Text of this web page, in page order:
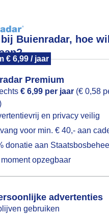
Buienradar, hoe
€ 6,99 / jaar
Premium
€ 6,99 per jaar (€ 0,58
en privacy veilig
voor min. € 40,- aan
donatie aan
moment opzegbaar
advertenties
gebruiken
Lees meer.
video Weerzine
we je locatie gebruiken
het weer?
hier nog geen akkoord op
verschijnt er zo een pop-
waarin deze
gevraagd wordt.